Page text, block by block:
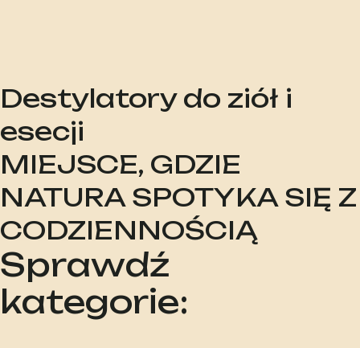
Destylatory do ziół i
esecji
MIEJSCE, GDZIE
NATURA SPOTYKA SIĘ Z
CODZIENNOŚCIĄ
Sprawdź
kategorie: